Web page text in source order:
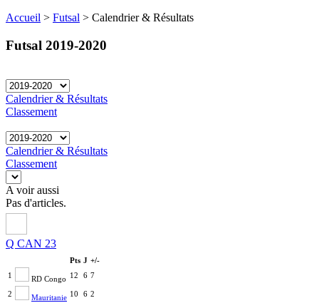
Accueil > Futsal > Calendrier & Résultats
Futsal 2019-2020
Calendrier & Résultats
Classement
Calendrier & Résultats
Classement
A voir aussi
Pas d'articles.
Q CAN 23
Pts J +/-
1
RD Congo 12 6 7
2 Mauritanie 10 6 2